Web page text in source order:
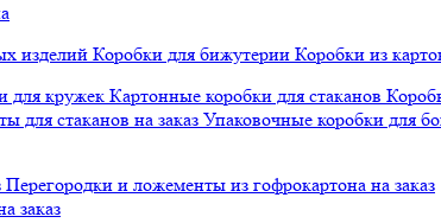
изделий Коробки для бижутерии Коробки из
для кружек Картонные коробки для стаканов
для стаканов на заказ Упаковочные коробки для
Перегородки и ложементы из гофрокартона на заказ
заказ